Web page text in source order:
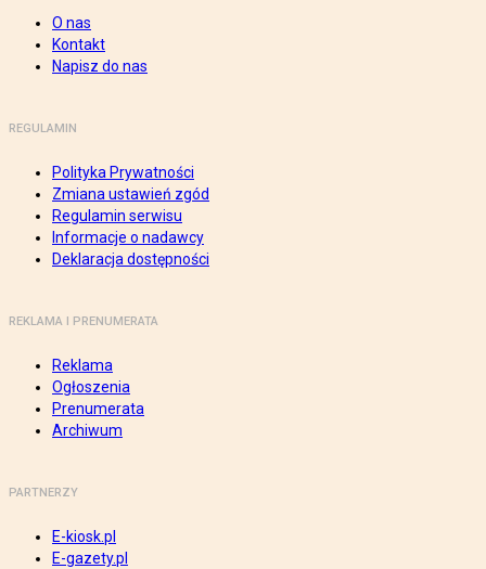
O nas
Kontakt
Napisz do nas
REGULAMIN
Polityka Prywatności
Zmiana ustawień zgód
Regulamin serwisu
Informacje o nadawcy
Deklaracja dostępności
REKLAMA I PRENUMERATA
Reklama
Ogłoszenia
Prenumerata
Archiwum
PARTNERZY
E-kiosk.pl
E-gazety.pl